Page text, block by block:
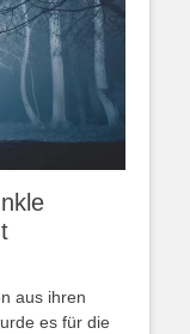
aus ihren
es für die